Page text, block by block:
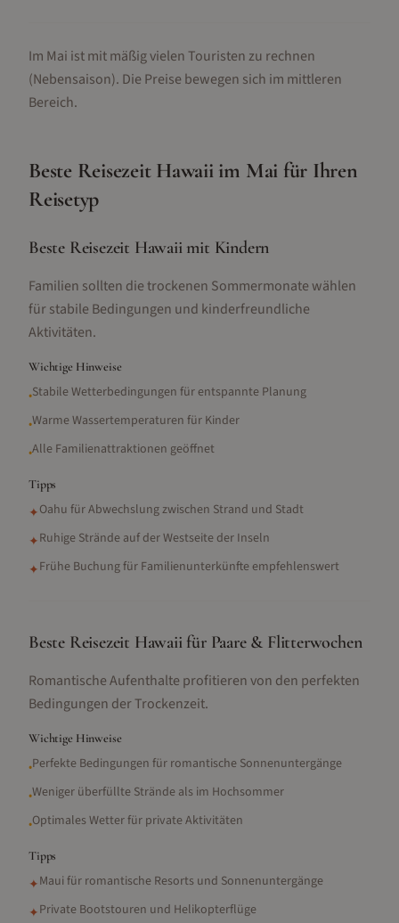
Im Mai ist mit mäßig vielen Touristen zu rechnen
(Nebensaison). Die Preise bewegen sich im mittleren
Bereich.
Beste Reisezeit Hawaiiim Mai für Ihren
Reisetyp
Beste Reisezeit Hawaii mit Kindern
Familien sollten die trockenen Sommermonate wählen
für stabile Bedingungen und kinderfreundliche
Aktivitäten.
Wichtige Hinweise
•Stabile Wetterbedingungen für entspannte Planung
•Warme Wassertemperaturen für Kinder
•Alle Familienattraktionen geöffnet
Tipps
✦Oahu für Abwechslung zwischen Strand und Stadt
✦Ruhige Strände auf der Westseite der Inseln
✦Frühe Buchung für Familienunterkünfte empfehlenswert
Beste Reisezeit Hawaii für Paare & Flitterwochen
Romantische Aufenthalte profitieren von den perfekten
Bedingungen der Trockenzeit.
Wichtige Hinweise
•Perfekte Bedingungen für romantische Sonnenuntergänge
•Weniger überfüllte Strände als im Hochsommer
•Optimales Wetter für private Aktivitäten
Tipps
✦Maui für romantische Resorts und Sonnenuntergänge
✦Private Bootstouren und Helikopterflüge